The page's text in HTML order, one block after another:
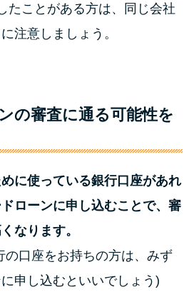
せ先とシーン別の問い合わ
たことがある方は、同じ会社
注意しましょう。
の審査に通る可能性を
に使っている銀行口座があれ
ローンに申し込むことで、審
なります。
の口座をお持ちの方は、みず
申し込むといいでしょう)